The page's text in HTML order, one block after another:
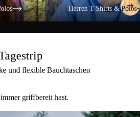
Herren T-Shirts & Polos
und flexible Bauchtaschen
griffbereit hast.